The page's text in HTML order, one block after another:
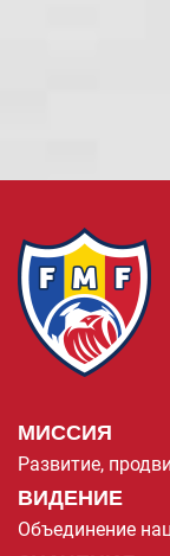
МИССИЯ
Развитие,
ВИДЕНИЕ
Объединение